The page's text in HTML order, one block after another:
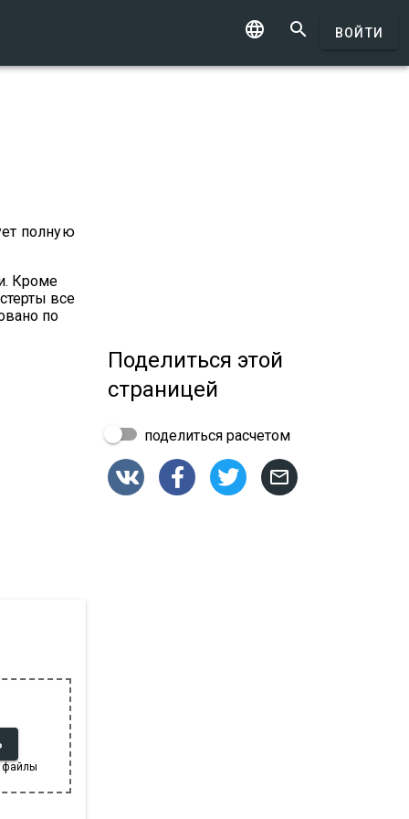
  ВОЙТИ
полную
Кроме
все
по
файлы
Поделиться этой
страницей
поделиться расчетом
   